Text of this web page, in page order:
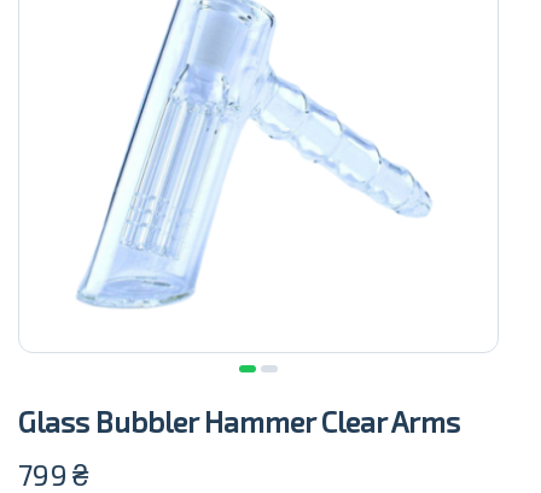
Glass Bubbler Hammer Clear Arms
799 ₴